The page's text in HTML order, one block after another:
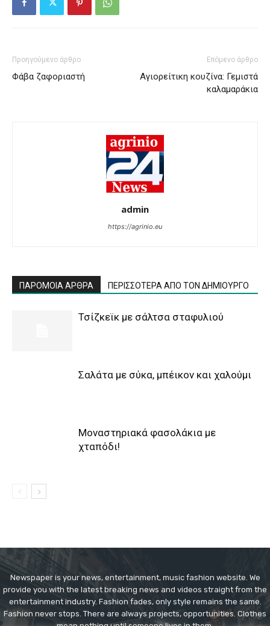
Προηγούμενο άρθρο
Φάβα ζαφοριαστή
Επόμενο άρθρο
Αγιορείτικη κουζίνα: Γεμιστά
καλαμαράκια
admin
https://agrinio.eu
ΠΑΡΟΜΟΙΑ ΑΡΘΡΑ ΠΕΡΙΣΣΟΤΕΡΑ ΑΠΟ ΤΟΝ ΔΗΜΙΟΥΡΓΟ
Τσίζκεϊκ με σάλτσα σταφυλιού
Σαλάτα με σύκα, μπέικον και χαλούμι
Μοναστηριακά φασολάκια με
χταπόδι!
Newspaper is your news, entertainment, music fashion website. We
provide you with the latest breaking news and videos straight from the
entertainment industry. Fashion fades, only style remains the same.
Fashion never stops. There are always projects, opportunities. Clothes